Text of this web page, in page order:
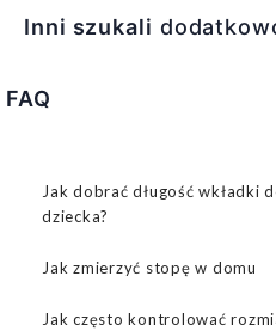
Inni szukali
FAQ
Jak dobrać długość wkładki
dziecka?
Jak zmierzyć stopę w domu
Jak często kontrolować